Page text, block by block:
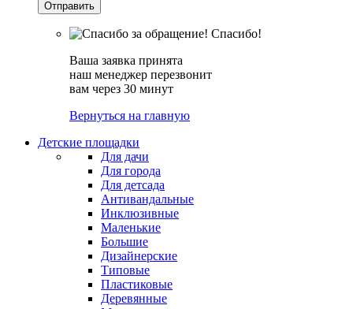
Спасибо!
Ваша заявка принята
наш менеджер перезвонит
вам через 30 минут
Вернуться на главную
Детские площадки
Для дачи
Для города
Для детсада
Антивандальные
Инклюзивные
Маленькие
Большие
Дизайнерские
Типовые
Пластиковые
Деревянные